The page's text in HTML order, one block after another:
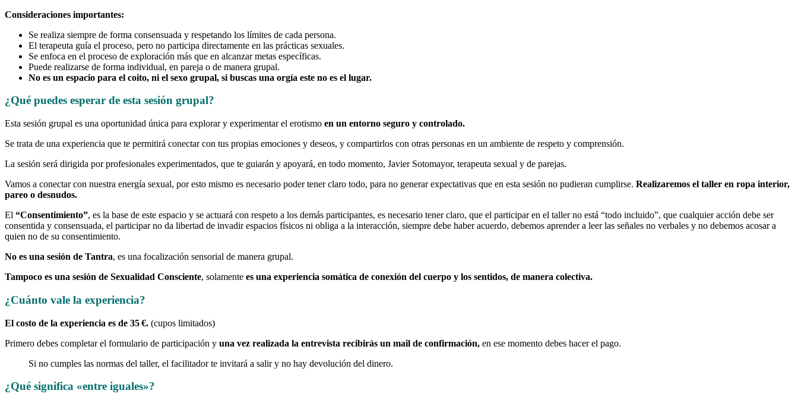
Consideraciones importantes:
Se realiza siempre de forma consensuada y respetando los límites de cada persona.
El terapeuta guía el proceso, pero no participa directamente en las prácticas sexuales.
Se enfoca en el proceso de exploración más que en alcanzar metas específicas.
Puede realizarse de forma individual, en pareja o de manera grupal.
No es un espacio para el coito, ni el sexo grupal, si buscas una orgía este no es el lugar.
¿Qué puedes esperar de esta sesión grupal?
Esta sesión grupal es una oportunidad única para explorar y experimentar el erotismo en un entorno seguro y controlado.
Se trata de una experiencia que te permitirá conectar con tus propias emociones y deseos, y compartirlos con otras personas en un ambiente de respeto y comprensión.
La sesión será dirigida por profesionales experimentados, que te guiarán y apoyará, en todo momento, Javier Sotomayor, terapeuta sexual y de parejas.
Vamos a conectar con nuestra energía sexual, por esto mismo es necesario poder tener claro todo, para no generar expectativas que en esta sesión no pudieran cumplirse. Realizaremos el taller en ropa interior,
pareo o desnudos.
El “Consentimiento”, es la base de este espacio y se actuará con respeto a los demás participantes, es necesario tener claro, que el participar en el taller no está “todo incluido”, que cualquier acción debe ser
consentida y consensuada, el participar no da libertad de invadir espacios físicos ni obliga a la interacción, siempre debe haber acuerdo, debemos aprender a leer las señales no verbales y no debemos acosar a
quien no de su consentimiento.
No es una sesión de Tantra, es una focalización sensorial de manera grupal.
Tampoco es una sesión de Sexualidad Consciente, solamente es una experiencia somática de conexión del cuerpo y los sentidos, de manera colectiva.
¿Cuánto vale la experiencia?
El costo de la experiencia es de 35 €. (cupos limitados)
Primero debes completar el formulario de participación y una vez realizada la entrevista recibirás un mail de confirmación, en ese momento debes hacer el pago.
Si no cumples las normas del taller, el facilitador te invitará a salir y no hay devolución del dinero.
¿Qué significa «entre iguales»?